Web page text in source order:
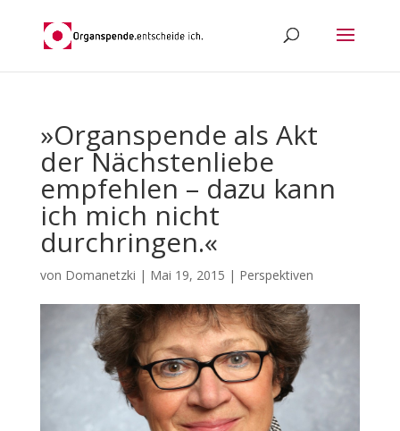
»Organspende als Akt
der Nächstenliebe
empfehlen – dazu kann
ich mich nicht
durchringen.«
von Domanetzki | Mai 19, 2015 | Perspektiven